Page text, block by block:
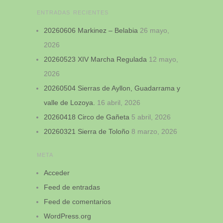
ENTRADAS RECIENTES
20260606 Markinez – Belabia 26 mayo,
2026
20260523 XIV Marcha Regulada 12 mayo,
2026
20260504 Sierras de Ayllon, Guadarrama y
valle de Lozoya.
16 abril, 2026
20260418 Circo de Gañeta 5 abril, 2026
20260321 Sierra de Toloño 8 marzo, 2026
META
Acceder
Feed de entradas
Feed de comentarios
WordPress.org